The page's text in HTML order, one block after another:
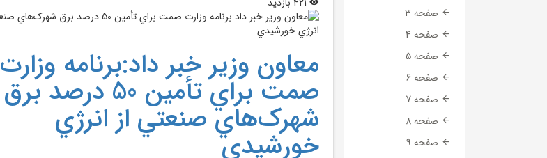
صفحه 3
صفحه 4
صفحه 5
صفحه 6
صفحه 7
صفحه 8
صفحه 9
معاون وزير خبر داد:برنامه وزارت
صمت براي تأمين 50 درصد برق
شهرک‌هاي صنعتي از انرژي
خورشيدي